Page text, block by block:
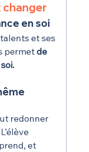
en soi
et ses
permet de
redonner
et